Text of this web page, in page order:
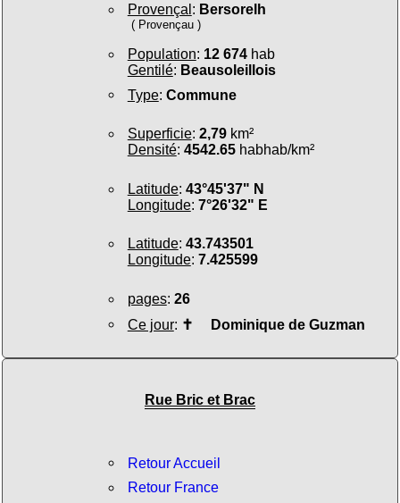
Provençal : Bersorelh
( Provençau )
Population: 12 674hab
Gentilé: Beausoleillois
Type: Commune
Superficie: 2,79km²
Densité: 4542.65habhab/km²
Latitude: 43°45'37" N
Longitude: 7°26'32" E
Latitude: 43.743501
Longitude: 7.425599
pages: 26
Ce jour: ✝ Dominique de Guzman
Rue Bric et Brac
Retour Accueil
Retour France